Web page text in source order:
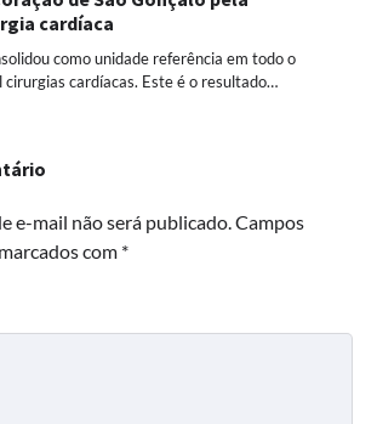
cardíaca
como unidade referência em todo o
cirurgias cardíacas. Este é o resultado…
e-mail não será publicado.Campos
com *